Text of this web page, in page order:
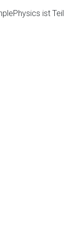
ist Teil